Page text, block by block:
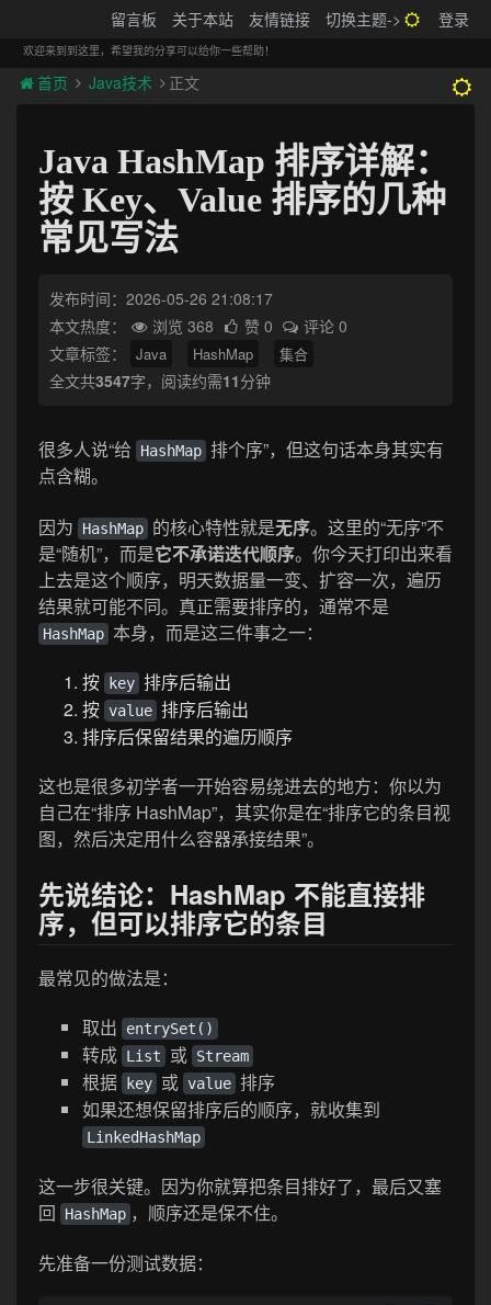
留言板 关于本站 友情链接 切换主题-> 登录
欢迎来到到这里，希望我的分享可以给你一些帮助！
首页 Java技术 正文
Java HashMap 排序详解：
按 Key、Value 排序的几种
常见写法
发布时间：2026-05-26 21:08:17
本文热度：
浏览 368 赞 0
评论 0
文章标签：
Java HashMap 集合
全文共3547字，阅读约需11分钟
很多人说“给 HashMap 排个序”，但这句话本身其实有
点含糊。
因为 HashMap 的核心特性就是无序。这里的“无序”不
是“随机”，而是它不承诺迭代顺序。你今天打印出来看
上去是这个顺序，明天数据量一变、扩容一次，遍历
结果就可能不同。真正需要排序的，通常不是
HashMap 本身，而是这三件事之一：
按 key 排序后输出
按 value 排序后输出
排序后保留结果的遍历顺序
这也是很多初学者一开始容易绕进去的地方：你以为
自己在“排序 HashMap”，其实你是在“排序它的条目视
图，然后决定用什么容器承接结果”。
先说结论：HashMap 不能直接排
序，但可以排序它的条目
最常见的做法是：
取出
entrySet()
转成 List 或 Stream
根据 key 或 value 排序
如果还想保留排序后的顺序，就收集到
LinkedHashMap
这一步很关键。因为你就算把条目排好了，最后又塞
回
HashMap ，顺序还是保不住。
先准备一份测试数据：